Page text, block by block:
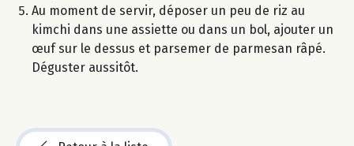
Au moment de servir, déposer un peu de riz au
kimchi dans une assiette ou dans un bol, ajouter un
œuf sur le dessus et parsemer de parmesan râpé.
Déguster aussitôt.